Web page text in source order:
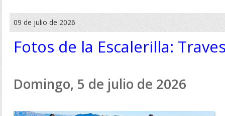
09 de julio de 2026
Fotos de la Escalerilla:
Domingo, 5 de julio de 2026